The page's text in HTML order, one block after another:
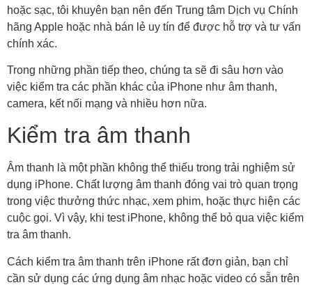
hoặc sạc, tôi khuyên bạn nên đến Trung tâm Dịch vụ Chính
hãng Apple hoặc nhà bán lẻ uy tín để được hỗ trợ và tư vấn
chính xác.
Trong những phần tiếp theo, chúng ta sẽ đi sâu hơn vào
việc kiểm tra các phần khác của iPhone như âm thanh,
camera, kết nối mạng và nhiều hơn nữa.
Kiểm tra âm thanh
Âm thanh là một phần không thể thiếu trong trải nghiệm sử
dụng iPhone. Chất lượng âm thanh đóng vai trò quan trọng
trong việc thưởng thức nhạc, xem phim, hoặc thực hiện các
cuộc gọi. Vì vậy, khi test iPhone, không thể bỏ qua việc kiểm
tra âm thanh.
Cách kiểm tra âm thanh trên iPhone rất đơn giản, bạn chỉ
cần sử dụng các ứng dụng âm nhạc hoặc video có sẵn trên